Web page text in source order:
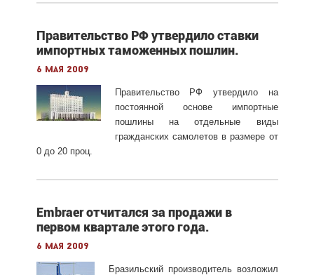
Правительство РФ утвердило ставки
импортных таможенных пошлин.
6 мая 2009
Правительство РФ утвердило на
постоянной основе импортные
пошлины на отдельные виды
гражданских самолетов в размере от
0 до 20 проц.
Embraer отчитался за продажи в
первом квартале этого года.
6 мая 2009
Бразильский производитель возложил